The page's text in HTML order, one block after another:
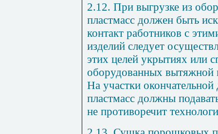
2.12. При выгрузке из
пластмасс должен быть
контакт работников с
изделий следует
этих целей укрытиях или
оборудованных вытяжной
На участки окончательной
пластмасс должны
не противоречит